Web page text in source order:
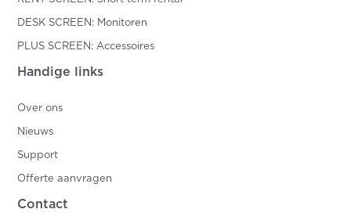
DESK SCREEN: Monitoren
PLUS SCREEN: Accessoires
Handige links
Over ons
Nieuws
Support
Offerte aanvragen
Contact